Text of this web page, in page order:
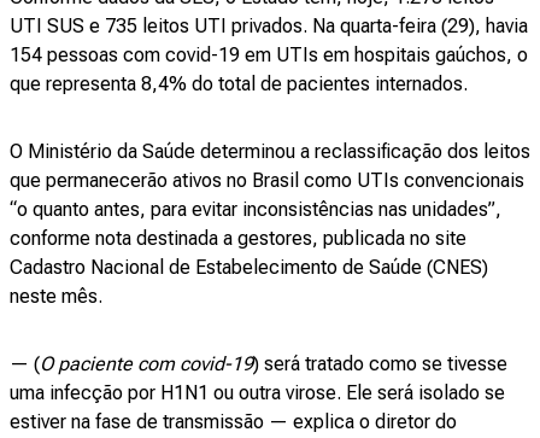
UTI SUS e 735 leitos UTI privados. Na quarta-feira (29), havia
154 pessoas com covid-19 em UTIs em hospitais gaúchos, o
que representa 8,4% do total de pacientes internados.
O Ministério da Saúde determinou a reclassificação dos leitos
que permanecerão ativos no Brasil como UTIs convencionais
“o quanto antes, para evitar inconsistências nas unidades”,
conforme nota destinada a gestores, publicada no site
Cadastro Nacional de Estabelecimento de Saúde (CNES)
neste mês.
— (O paciente com covid-19) será tratado como se tivesse
uma infecção por H1N1 ou outra virose. Ele será isolado se
estiver na fase de transmissão — explica o diretor do